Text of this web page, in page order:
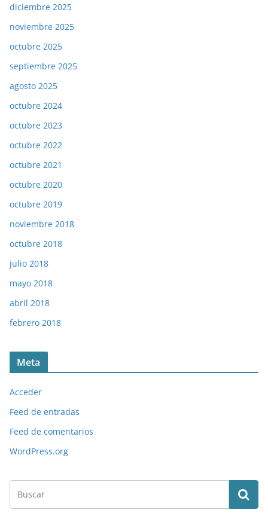
diciembre 2025
noviembre 2025
octubre 2025
septiembre 2025
agosto 2025
octubre 2024
octubre 2023
octubre 2022
octubre 2021
octubre 2020
octubre 2019
noviembre 2018
octubre 2018
julio 2018
mayo 2018
abril 2018
febrero 2018
Meta
Acceder
Feed de entradas
Feed de comentarios
WordPress.org